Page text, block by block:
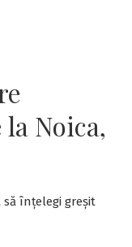
Noica,
înțelegi greșit